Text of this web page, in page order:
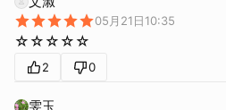
05月21日10:35
☆☆☆☆☆
2 0
雯玉